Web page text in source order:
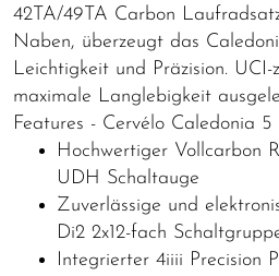
42TA/49TA Carbon
Naben, überzeugt das
Leichtigkeit und Präzision.
maximale Langlebigkeit
Features - Cervélo Caledonia
Hochwertiger Vollcarbon
UDH Schaltauge
Zuverlässige und
Di2 2x12-fach
Integrierter 4iiii Precision